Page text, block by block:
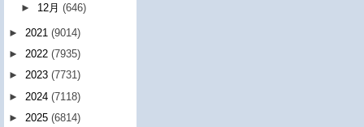
► 12月(646)
► 2021 (9014)
► 2022 (7935)
► 2023 (7731)
► 2024 (7118)
► 2025 (6814)